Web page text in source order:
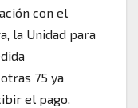
con el
la Unidad para
75 ya
el pago.